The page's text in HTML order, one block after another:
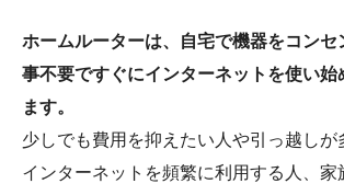
ホームルーターは、自宅で機器をコンセ
事不要ですぐにインターネットを使い始
ます。
少しでも費用を抑えたい人や引っ越しが
インターネットを頻繁に利用する人、家